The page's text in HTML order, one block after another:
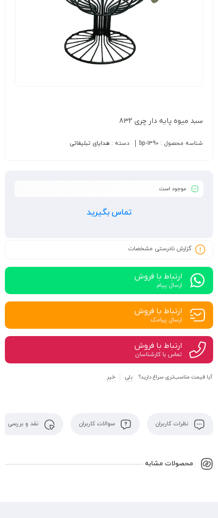
سبد میوه پایه دار چری ۸۳۲
شناسه محصول : bp-1390 دسته : هدایای تبلیغاتی
موجود است
تماس بگیرید
گزارش نادرستی مشخصات
ارتباط با فروش
ارسال پیام
ارتباط با فروش
ارسال پیامک
ارتباط با فروش
تماس با کارشناسان
آیا قیمت مناسب‌تری سراغ دارید؟ بلی خیر
نظرات کاربران سوالات کاربران نقد و بررسی
محصولات مشابه